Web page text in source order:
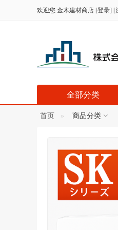
欢迎您 金木建材商店 [登录] [
全部分类
首页 商品分类